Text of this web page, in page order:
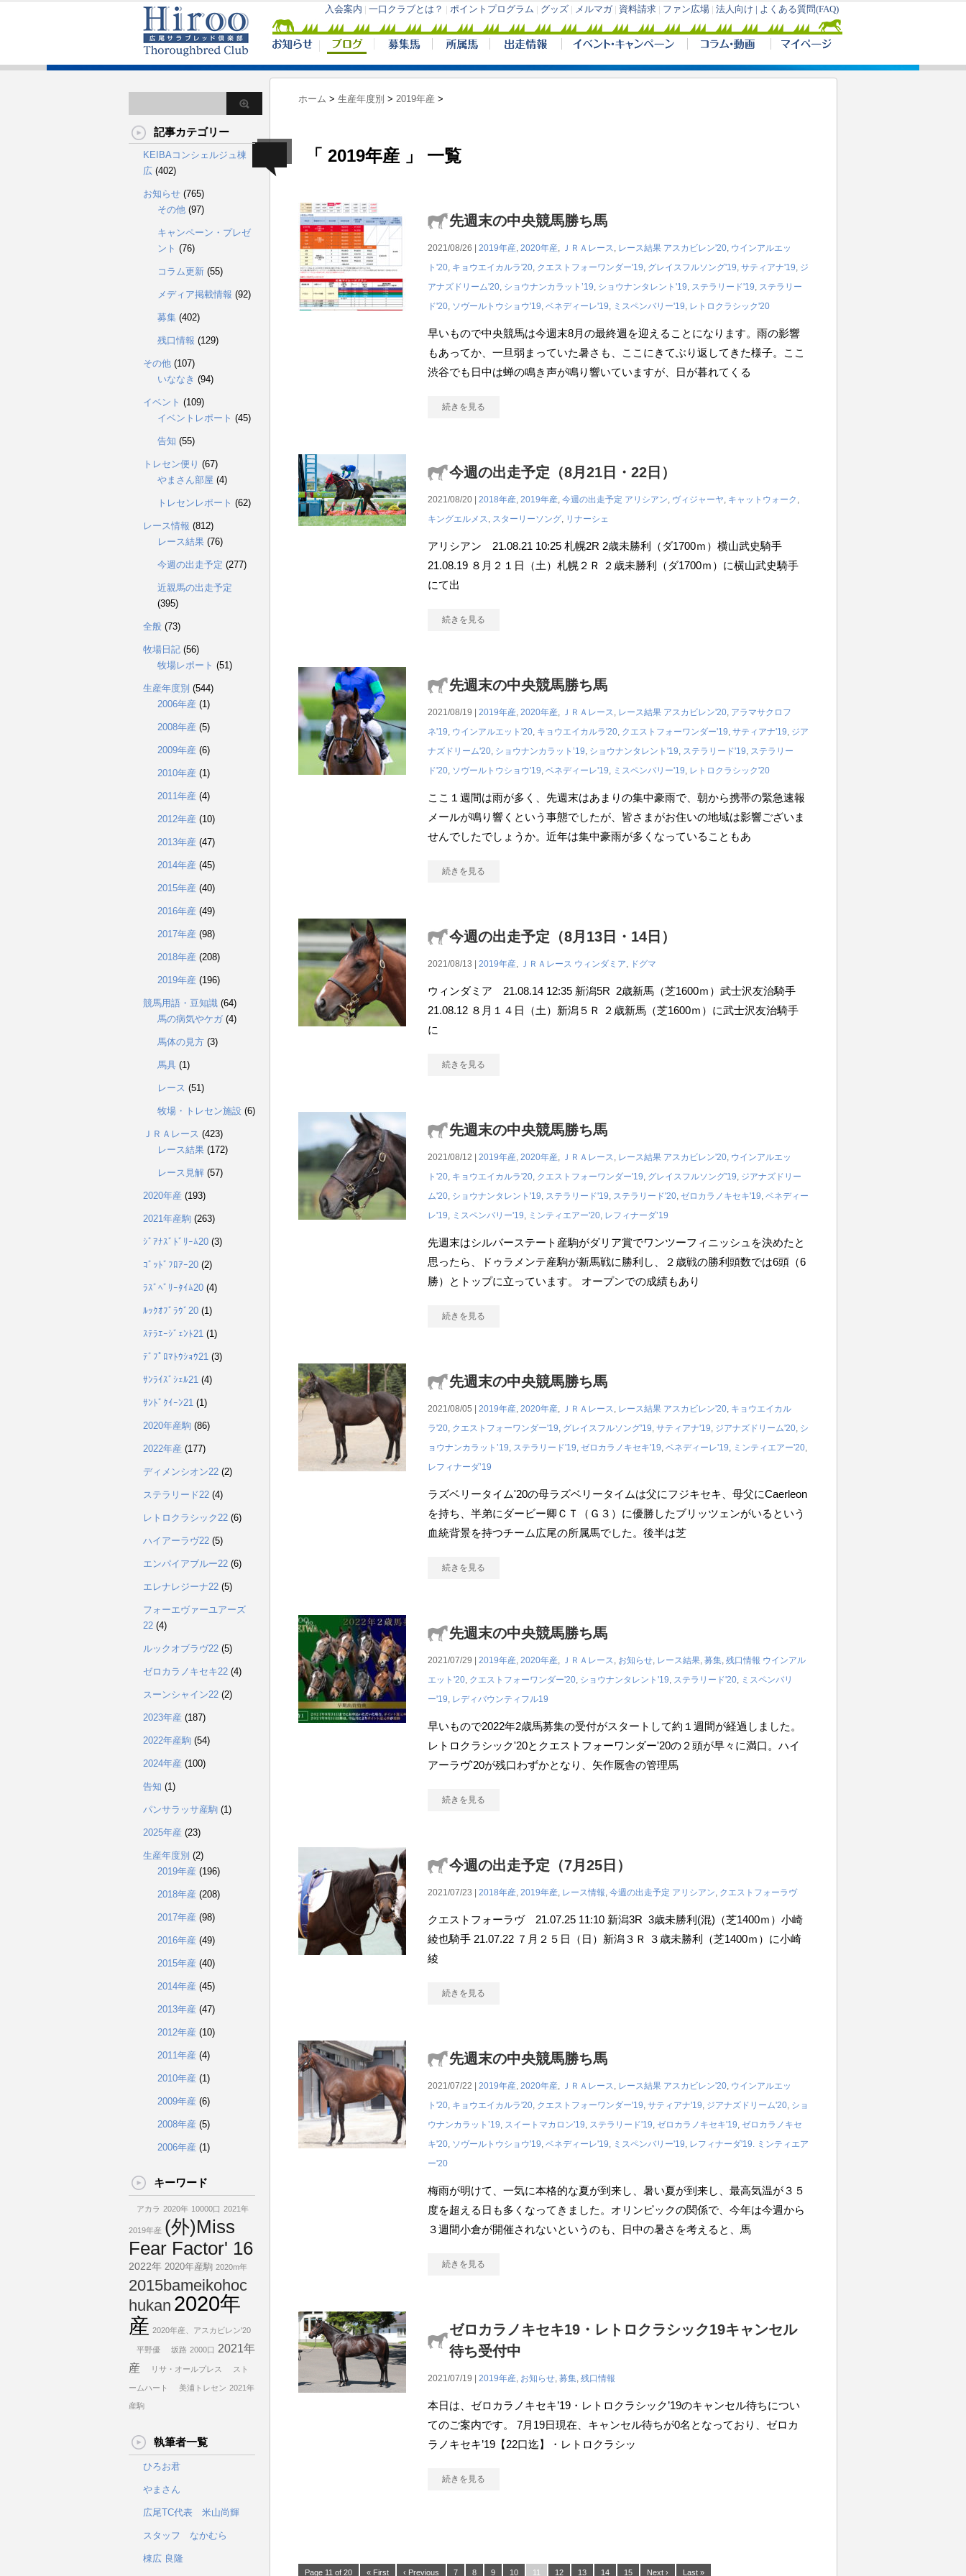
ホーム > 生産年度別 > 2019年産 >
「 2019年産 」 一覧
先週末の中央競馬勝ち馬
2021/08/26 | 2019年産, 2020年産, ＪＲＡレース, レース結果 アスカビレン'20, ウインアルエッ
ト'20, キョウエイカルラ'20, クエストフォーワンダー'19, グレイスフルソング'19, サティアナ'19, ジ
アナズドリーム'20, ショウナンカラット’19, ショウナンタレント'19, ステラリード'19, ステラリー
ド'20, ソヴールトウショウ'19, ベネディーレ'19, ミスペンバリー'19, レトロクラシック'20
早いもので中央競馬は今週末8月の最終週を迎えることになります。雨の影響
もあってか、一旦弱まっていた暑さも、ここにきてぶり返してきた様子。ここ
渋谷でも日中は蝉の鳴き声が鳴り響いていますが、日が暮れてくる
続きを見る
今週の出走予定（8月21日・22日）
2021/08/20 | 2018年産, 2019年産, 今週の出走予定 アリシアン, ヴィジャーヤ, キャットウォーク ,
キングエルメス, スターリーソング, リナーシェ
アリシアン 21.08.21 10:25 札幌2R 2歳未勝利（ダ1700ｍ）横山武史騎手
21.08.19 ８月２１日（土）札幌２Ｒ ２歳未勝利（ダ1700ｍ）に横山武史騎手
にて出
続きを見る
先週末の中央競馬勝ち馬
2021/08/19 | 2019年産, 2020年産, ＪＲＡレース, レース結果 アスカビレン'20, アラマサクロフ
ネ'19, ウインアルエット'20, キョウエイカルラ'20, クエストフォーワンダー'19, サティアナ'19, ジア
ナズドリーム'20, ショウナンカラット’19, ショウナンタレント'19, ステラリード'19, ステラリー
ド'20, ソヴールトウショウ'19, ベネディーレ'19, ミスペンバリー'19, レトロクラシック'20
ここ１週間は雨が多く、先週末はあまりの集中豪雨で、朝から携帯の緊急速報
メールが鳴り響くという事態でしたが、皆さまがお住いの地域は影響ございま
せんでしたでしょうか。近年は集中豪雨が多くなっていることもあ
続きを見る
今週の出走予定（8月13日・14日）
2021/08/13 | 2019年産, ＪＲＡレース ウィンダミア, ドグマ
ウィンダミア 21.08.14 12:35 新潟5R 2歳新馬（芝1600ｍ）武士沢友治騎手
21.08.12 ８月１４日（土）新潟５Ｒ ２歳新馬（芝1600ｍ）に武士沢友治騎手
に
続きを見る
先週末の中央競馬勝ち馬
2021/08/12 | 2019年産, 2020年産, ＪＲＡレース, レース結果 アスカビレン'20, ウインアルエッ
ト'20, キョウエイカルラ'20, クエストフォーワンダー'19, グレイスフルソング'19, ジアナズドリー
ム'20, ショウナンタレント'19, ステラリード'19, ステラリード'20, ゼロカラノキセキ'19, ベネディー
レ'19, ミスペンバリー'19, ミンティエアー'20, レフィナーダ’19
先週末はシルバーステート産駒がダリア賞でワンツーフィニッシュを決めたと
思ったら、ドゥラメンテ産駒が新馬戦に勝利し、２歳戦の勝利頭数では6頭（6
勝）とトップに立っています。 オープンでの成績もあり
続きを見る
先週末の中央競馬勝ち馬
2021/08/05 | 2019年産, 2020年産, ＪＲＡレース, レース結果 アスカビレン'20, キョウエイカル
ラ'20, クエストフォーワンダー'19, グレイスフルソング'19, サティアナ'19, ジアナズドリーム'20, シ
ョウナンカラット’19, ステラリード'19, ゼロカラノキセキ'19, ベネディーレ'19, ミンティエアー'20,
レフィナーダ’19
ラズベリータイム'20の母ラズベリータイムは父にフジキセキ、母父にCaerleon
を持ち、半弟にダービー卿ＣＴ（Ｇ３）に優勝したブリッツェンがいるという
血統背景を持つチーム広尾の所属馬でした。後半は芝
続きを見る
先週末の中央競馬勝ち馬
2021/07/29 | 2019年産, 2020年産, ＪＲＡレース, お知らせ, レース結果, 募集, 残口情報 ウインアル
エット'20, クエストフォーワンダー'20, ショウナンタレント'19, ステラリード'20, ミスペンバリ
ー'19, レディバウンティフル19
早いもので2022年2歳馬募集の受付がスタートして約１週間が経過しました。
レトロクラシック'20とクエストフォーワンダー'20の２頭が早々に満口。ハイ
アーラヴ'20が残口わずかとなり、矢作厩舎の管理馬
続きを見る
今週の出走予定（7月25日）
2021/07/23 | 2018年産, 2019年産, レース情報, 今週の出走予定 アリシアン, クエストフォーラヴ
クエストフォーラヴ 21.07.25 11:10 新潟3R 3歳未勝利(混)（芝1400ｍ）小崎
綾也騎手 21.07.22 ７月２５日（日）新潟３Ｒ ３歳未勝利（芝1400ｍ）に小崎
綾
続きを見る
先週末の中央競馬勝ち馬
2021/07/22 | 2019年産, 2020年産, ＪＲＡレース, レース結果 アスカビレン'20, ウインアルエッ
ト'20, キョウエイカルラ'20, クエストフォーワンダー'19, サティアナ'19, ジアナズドリーム'20, ショ
ウナンカラット’19, スイートマカロン'19, ステラリード'19, ゼロカラノキセキ'19, ゼロカラノキセ
キ'20, ソヴールトウショウ'19, ベネディーレ'19, ミスペンバリー'19, レフィナーダ'19. ミンティエア
ー'20
梅雨が明けて、一気に本格的な夏が到来し、暑い夏が到来し、最高気温が３５
度を超える日も多くなってきました。オリンピックの関係で、今年は今週から
３週間小倉が開催されないというのも、日中の暑さを考えると、馬
続きを見る
ゼロカラノキセキ19・レトロクラシック19キャンセル
待ち受付中
2021/07/19 | 2019年産, お知らせ, 募集, 残口情報
本日は、ゼロカラノキセキ’19・レトロクラシック’19のキャンセル待ちについ
てのご案内です。 7月19日現在、キャンセル待ちが0名となっており、ゼロカ
ラノキセキ’19【22口迄】・レトロクラシッ
続きを見る
Page 11 of 20 « First ‹ Previous 7 8 9 10 11 12 13 14 15 Next › Last »
記事カテゴリー
KEIBAコンシェルジュ棟
広 (402)
お知らせ (765)
その他 (97)
キャンペーン・プレゼ
ント (76)
コラム更新 (55)
メディア掲載情報 (92)
募集 (402)
残口情報 (129)
その他 (107)
いななき (94)
イベント (109)
イベントレポート (45)
告知 (55)
トレセン便り (67)
やまさん部屋 (4)
トレセンレポート (62)
レース情報 (812)
レース結果 (76)
今週の出走予定 (277)
近親馬の出走予定
(395)
全般 (73)
牧場日記 (56)
牧場レポート (51)
生産年度別 (544)
2006年産 (1)
2008年産 (5)
2009年産 (6)
2010年産 (1)
2011年産 (4)
2012年産 (10)
2013年産 (47)
2014年産 (45)
2015年産 (40)
2016年産 (49)
2017年産 (98)
2018年産 (208)
2019年産 (196)
競馬用語・豆知識 (64)
馬の病気やケガ (4)
馬体の見方 (3)
馬具 (1)
レース (51)
牧場・トレセン施設 (6)
ＪＲＡレース (423)
レース結果 (172)
レース見解 (57)
2020年産 (193)
2021年産駒 (263)
ｼﾞｱﾅｽﾞﾄﾞﾘｰﾑ20 (3)
ｺﾞｯﾄﾞﾌﾛｱｰ20 (2)
ﾗｽﾞﾍﾞﾘｰﾀｲﾑ20 (4)
ﾙｯｸｵﾌﾞﾗｳﾞ20 (1)
ｽﾃﾗｴｰｼﾞｪﾝﾄ21 (1)
ﾃﾞﾌﾟﾛﾏﾄｳｼｮｳ21 (3)
ｻﾝﾗｲｽﾞｼｪﾙ21 (4)
ｻﾝﾄﾞｸｲｰﾝ21 (1)
2020年産駒 (86)
2022年産 (177)
ディメンシオン22 (2)
ステラリード22 (4)
レトロクラシック22 (6)
ハイアーラヴ22 (5)
エンパイアブルー22 (6)
エレナレジーナ22 (5)
フォーエヴァーユアーズ
22 (4)
ルックオブラヴ22 (5)
ゼロカラノキセキ22 (4)
スーンシャイン22 (2)
2023年産 (187)
2022年産駒 (54)
2024年産 (100)
告知 (1)
パンサラッサ産駒 (1)
2025年産 (23)
生産年度別 (2)
2019年産 (196)
2018年産 (208)
2017年産 (98)
2016年産 (49)
2015年産 (40)
2014年産 (45)
2013年産 (47)
2012年産 (10)
2011年産 (4)
2010年産 (1)
2009年産 (6)
2008年産 (5)
2006年産 (1)
キーワード
アカラ 2020年 10000口 2021年
2019年産 (外)Miss
Fear Factor' 16
2022年 2020年産駒 2020m年
2015bameikohoc
hukan 2020年
産 2020年産、アスカビレン'20
平野優 坂路 2000口 2021年
産
リサ・オールプレス スト
ームハート 美浦トレセン 2021年
産駒
執筆者一覧
ひろお君
やまさん
広尾TC代表 米山尚輝
スタッフ なかむら
棟広 良隆